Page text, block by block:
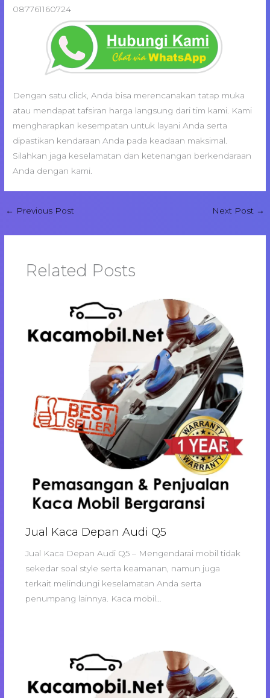
087761160724
Dengan satu click, Anda bisa merencanakan tatap muka
atau mendapat tafsiran harga langsung dari tim kami. Kami
mengharapkan kesempatan untuk layani Anda serta
dipastikan kendaraan Anda pada keadaan maksimal.
Silahkan jaga keselamatan dan ketenangan berkendaraan
Anda dengan kami.
← Previous Post Next Post →
Related Posts
Jual Kaca Depan Audi Q5
Jual Kaca Depan Audi Q5 – Mengendarai mobil tidak
sekedar soal style serta keamanan, namun juga
terkait melindungi keselamatan Anda serta
penumpang lainnya. Kaca mobil…